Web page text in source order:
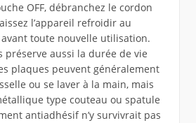
OFF, débranchez le cordon
l’appareil refroidir au
toute nouvelle utilisation.
préserve aussi la durée de vie
plaques peuvent généralement
ou se laver à la main, mais
type couteau ou spatule
antiadhésif n’y survivrait pas